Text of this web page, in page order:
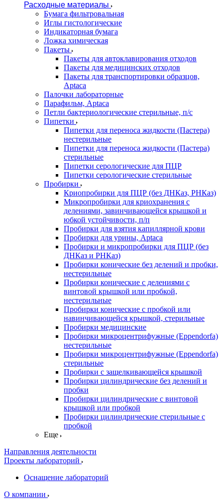
Расходные материалы
Бумага фильтровальная
Иглы гистологические
Индикаторная бумага
Ложка химическая
Пакеты
Пакеты для автоклавирования отходов
Пакеты для медицинских отходов
Пакеты для транспортировки образцов,
Aptaca
Палочки лабораторные
Парафильм, Aptaca
Петли бактериологические стерильные, п/с
Пипетки
Пипетки для переноса жидкости (Пастера)
нестерильные
Пипетки для переноса жидкости (Пастера)
стерильные
Пипетки серологические для ПЦР
Пипетки серологические стерильные
Пробирки
Криопробирки для ПЦР (без ДНКаз, РНКаз)
Микропробирки для криохранения с
делениями, завинчивающейся крышкой и
юбкой устойчивости, п/п
Пробирки для взятия капиллярной крови
Пробирки для урины, Aptaca
Пробирки и микропробирки для ПЦР (без
ДНКаз и РНКаз)
Пробирки конические без делений и пробки,
нестерильные
Пробирки конические с делениями с
винтовой крышкой или пробкой,
нестерильные
Пробирки конические с пробкой или
навинчивающейся крышкой, стерильные
Пробирки медицинские
Пробирки микроцентрифужные (Eppendorfа)
нестерильные
Пробирки микроцентрифужные (Eppendorfа)
стерильные
Пробирки с защелкивающейся крышкой
Пробирки цилиндрические без делений и
пробки
Пробирки цилиндрические с винтовой
крышкой или пробкой
Пробирки цилиндрические стерильные с
пробкой
Еще
Направления деятельности
Проекты лабораторий
Оснащение лабораторий
О компании